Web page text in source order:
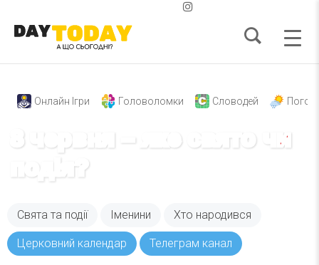
Онлайн Ігри Головоломки Словодей
8 червня – яке свято чи
подія?
Свята та події Іменини Хто народився
Церковний календар Телеграм канал